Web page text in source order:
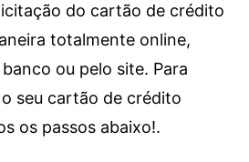
do cartão de crédito
totalmente online,
ou pelo site. Para
seu cartão de crédito
os passos abaixo!.